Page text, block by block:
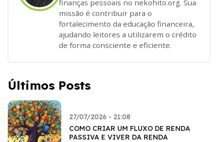
finanças pessoais no nekohito.org. Sua
missão é contribuir para o
fortalecimento da educação financeira,
ajudando leitores a utilizarem o crédito
de forma consciente e eficiente.
Últimos Posts
27/07/2026 - 21:08
COMO CRIAR UM FLUXO DE RENDA
PASSIVA E VIVER DA RENDA